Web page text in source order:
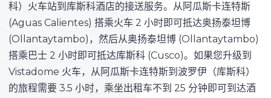
科）火车站到库斯科酒店的接送服务。从阿瓜斯卡连特斯
(Aguas Calientes) 搭乘火车 2 小时即可抵达奥扬泰坦博
(Ollantaytambo)，然后从奥扬泰坦博 (Ollantaytambo)
搭乘巴士 2 小时即可抵达库斯科 (Cusco)。如果您升级到
Vistadome 火车，从阿瓜斯卡连特斯到波罗伊（库斯科）
的旅程需要 3.5 小时，乘坐出租车不到 25 分钟即可到达酒